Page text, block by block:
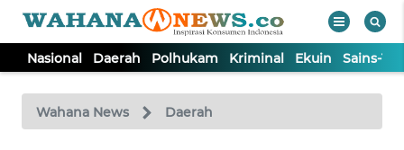
Nasional Daerah Polhukam Kriminal Ekuin Sains-
Wahana News Daerah
TV
Tutup